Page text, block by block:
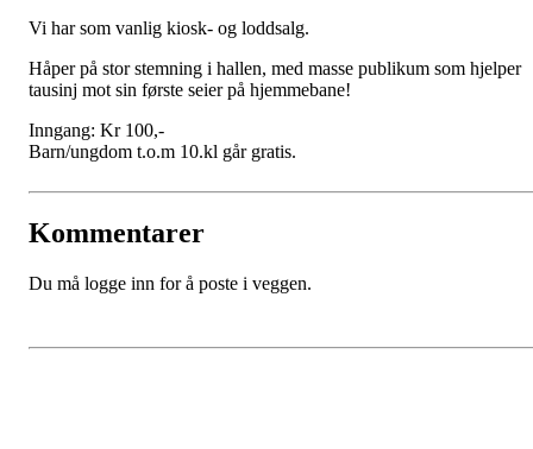
Vi har som vanlig kiosk- og loddsalg.
Håper på stor stemning i hallen, med masse publikum som hjelper
tausinj mot sin første seier på hjemmebane!
Inngang: Kr 100,-
Barn/ungdom t.o.m 10.kl går gratis.
Kommentarer
Du må logge inn for å poste i veggen.